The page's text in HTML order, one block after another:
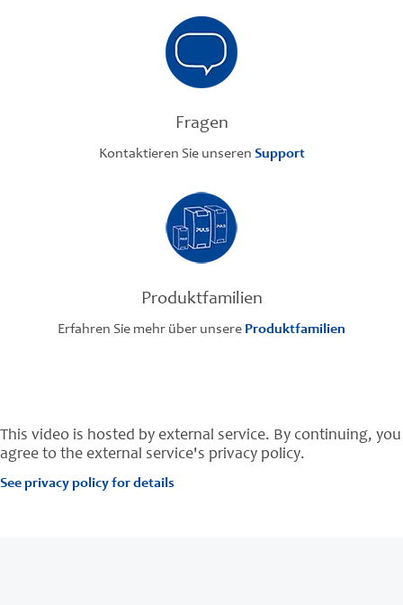
Fragen
Kontaktieren Sie unseren Support
Produktfamilien
Erfahren Sie mehr über unsere Produktfamilien
This video is hosted by external service. By continuing, you
agree to the external service's privacy policy.
See privacy policy for details